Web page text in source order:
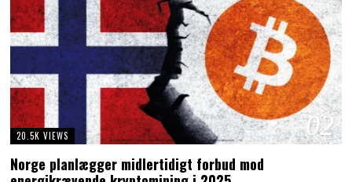
02
20.5K VIEWS
Norge planlægger midlertidigt forbud mod